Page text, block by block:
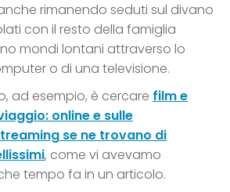
rimanendo seduti sul divano
con il resto della famiglia
mondi lontani attraverso lo
o di una televisione.
ad esempio, è cercare film e
online e sulle
se ne trovano di
, come vi avevamo
tempo fa in un articolo.